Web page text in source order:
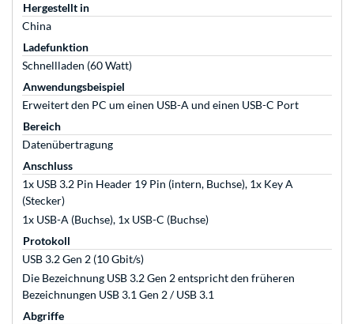
Hergestellt in
China
Ladefunktion
Schnellladen (60 Watt)
Anwendungsbeispiel
Erweitert den PC um einen USB-A und einen USB-C Port
Bereich
Datenübertragung
Anschluss
1x USB 3.2 Pin Header 19 Pin (intern, Buchse), 1x Key A
(Stecker)
1x USB-A (Buchse), 1x USB-C (Buchse)
Protokoll
USB 3.2 Gen 2 (10 Gbit/s)
Die Bezeichnung USB 3.2 Gen 2 entspricht den früheren
Bezeichnungen USB 3.1 Gen 2 / USB 3.1
Abgriffe